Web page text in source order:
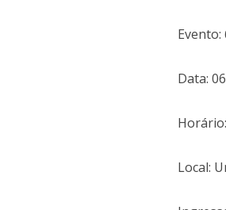
Evento:
Data:
Local: